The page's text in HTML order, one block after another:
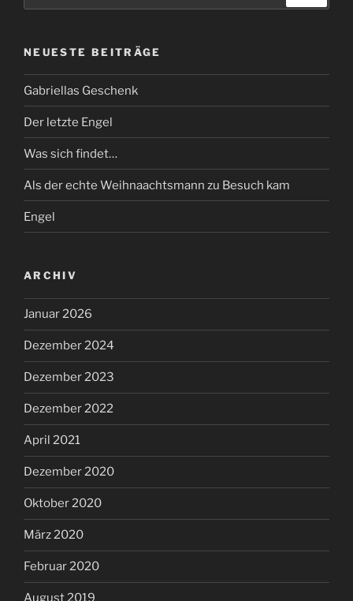
NEUESTE BEITRÄGE
Gabriellas Geschenk
Der letzte Engel
Was sich findet…
Als der echte Weihnaachtsmann zu Besuch kam
Engel
ARCHIV
Januar 2026
Dezember 2024
Dezember 2023
Dezember 2022
April 2021
Dezember 2020
Oktober 2020
März 2020
Februar 2020
August 2019